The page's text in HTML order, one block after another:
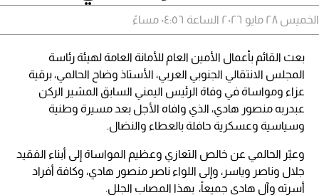
الخميس ٢٨ مايو ٢٠٢٦ الساعة ٠٤:٥٦ مساءً
بعث القائم بأعمال الأمين العام للأمانة العامة لهيئة رئاسة
المجلس الانتقالي الجنوبي العربي، الأستاذ وضاح الحالمي، برقية
عزاء ومواساة في وفاة الرئيس اليمني السابق المشير الركن
عبدربه منصور هادي، الذي وافاه الأجل بعد مسيرة وطنية
وسياسية وعسكرية حافلة بالعطاء والنضال.
وعبّر الحالمي عن خالص التعازي وعظيم المواساة إلى أبناء الفقيد
جلال وناصر وياسر، وإلى اللواء ناصر منصور هادي، وكافة أفراد
أسرته وآل هادي جميعاً، بهذا المصاب الجلل.